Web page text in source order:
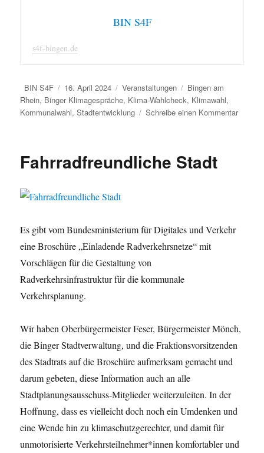
BIN S4F
s4f-bingen.de
Autor
BIN S4F
Veröffentlicht
am
16. April 2024 Kategorien
Veranstaltungen Schlagwörter
Bingen am
Rhein, Binger Klimagespräche, Klima-Wahlcheck, Klimawahl,
Kommunalwahl,Stadtentwicklung Schreibe einen Kommentarzu
Fahrradfreundliche Stadt
Es gibt vom Bundesministerium für Digitales und Verkehr
eine Broschüre „Einladende Radverkehrsnetze“ mit
Vorschlägen für die Gestaltung von
Radverkehrsinfrastruktur für die kommunale
Verkehrsplanung.
Wir haben Oberbürgermeister Feser, Bürgermeister Mönch,
die Binger Stadtverwaltung, und die Fraktionsvorsitzenden
des Stadtrats auf die Broschüre aufmerksam gemacht und
darum gebeten, diese Information auch an alle
Stadtplanungsausschuss-Mitglieder weiterzuleiten. In der
Hoffnung, dass es vielleicht doch noch ein Umdenken und
eine Wende hin zu klimaschutzgerechter, und damit für
unmotorisierte Verkehrsteilnehmer*innen komfortabler und